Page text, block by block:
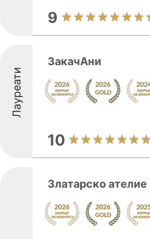
9
Лауреати
ЗакачАни
10
Златарско